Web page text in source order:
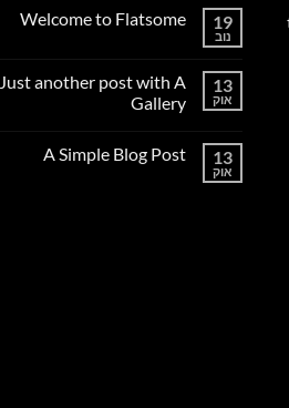
19
נוב
Welcome to Flatsome
Welcome
to
Flatsome
13
אוק
Just another post with A
Gallery
על
13
אוק
A Simple Blog Post